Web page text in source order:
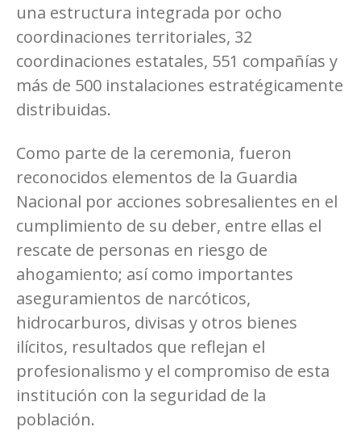
una estructura integrada por ocho
coordinaciones territoriales, 32
coordinaciones estatales, 551 compañías y
más de 500 instalaciones estratégicamente
distribuidas.
Como parte de la ceremonia, fueron
reconocidos elementos de la Guardia
Nacional por acciones sobresalientes en el
cumplimiento de su deber, entre ellas el
rescate de personas en riesgo de
ahogamiento; así como importantes
aseguramientos de narcóticos,
hidrocarburos, divisas y otros bienes
ilícitos, resultados que reflejan el
profesionalismo y el compromiso de esta
institución con la seguridad de la
población.